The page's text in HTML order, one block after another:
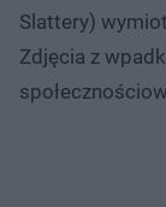
Slattery)
Zdjęcia z